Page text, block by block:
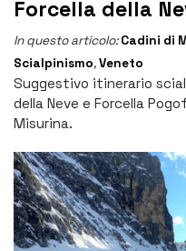
Forcella della
In questo articolo:Cadini di
Scialpinismo,Veneto
Suggestivo itinerario
della Neve e Forcella
Misurina.